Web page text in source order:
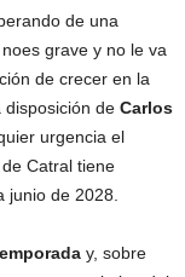
de una
grave y no le va
de crecer en la
de Carlos
urgencia el
Catral tiene
de 2028.
y, sobre